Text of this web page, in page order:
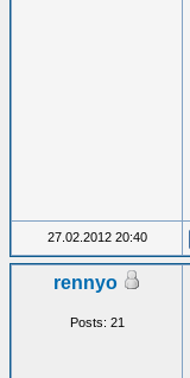
27.02.2012 20:40
rennyo
Posts: 21